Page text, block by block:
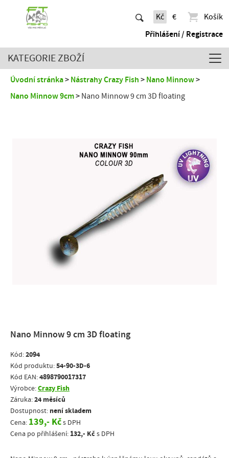
Kč €
Košík
Přihlášení / Registrace
KATEGORIE ZBOŽÍ
Úvodní stránka Nástrahy Crazy Fish
Nano Minnow
Nano Minnow 9cm
Nano Minnow 9 cm 3D floating
Nano Minnow 9 cm 3D floating
Kód:2094
Kód produktu:54-90-3D-6
Kód EAN:4898790017317
Výrobce:Crazy Fish
Záruka:24 měsíců
Dostupnost: není skladem
Cena: 139,- Kčs DPH
Cena po přihlášení: 132,- Kč s DPH